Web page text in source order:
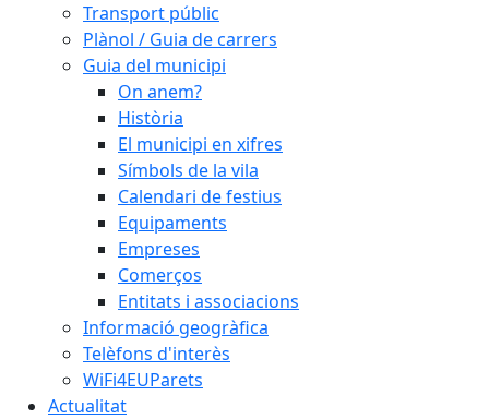
Transport públic
Plànol / Guia de carrers
Guia del municipi
On anem?
Història
El municipi en xifres
Símbols de la vila
Calendari de festius
Equipaments
Empreses
Comerços
Entitats i associacions
Informació geogràfica
Telèfons d'interès
WiFi4EUParets
Actualitat